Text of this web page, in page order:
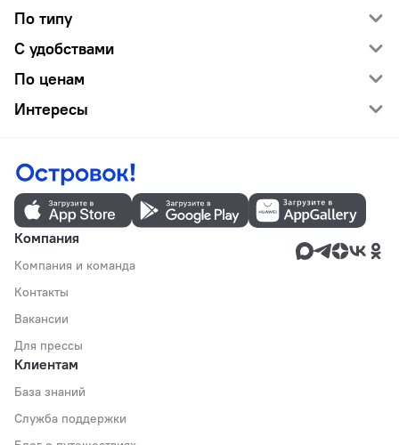
По типу
С удобствами
По ценам
Интересы
Компания
Компания и команда
Контакты
Вакансии
Для прессы
Клиентам
База знаний
Служба поддержки